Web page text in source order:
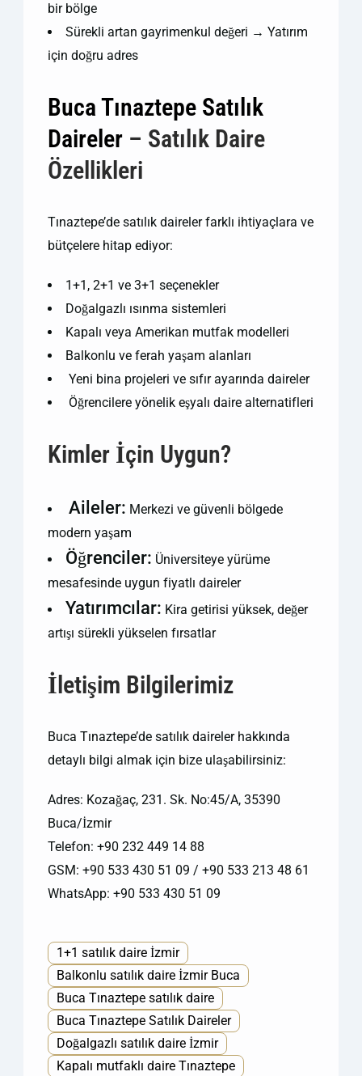
bir bölge
Sürekli artan gayrimenkul değeri → Yatırım
için doğru adres
Buca Tınaztepe Satılık
Daireler – Satılık Daire
Özellikleri
Tınaztepe’de satılık daireler farklı ihtiyaçlara ve
bütçelere hitap ediyor:
1+1, 2+1 ve 3+1 seçenekler
Doğalgazlı ısınma sistemleri
Kapalı veya Amerikan mutfak modelleri
Balkonlu ve ferah yaşam alanları
️ Yeni bina projeleri ve sıfır ayarında daireler
️ Öğrencilere yönelik eşyalı daire alternatifleri
Kimler İçin Uygun?
Aileler: Merkezi ve güvenli bölgede
modern yaşam
Öğrenciler: Üniversiteye yürüme
mesafesinde uygun fiyatlı daireler
Yatırımcılar: Kira getirisi yüksek, değer
artışı sürekli yükselen fırsatlar
İletişim Bilgilerimiz
Buca Tınaztepe’de satılık daireler hakkında
detaylı bilgi almak için bize ulaşabilirsiniz:
Adres: Kozağaç, 231. Sk. No:45/A, 35390
Buca/İzmir
Telefon: +90 232 449 14 88
GSM: +90 533 430 51 09 / +90 533 213 48 61
WhatsApp: +90 533 430 51 09
1+1 satılık daire İzmir
Balkonlu satılık daire İzmir Buca
Buca Tınaztepe satılık daire
Buca Tınaztepe Satılık Daireler
Doğalgazlı satılık daire İzmir
Kapalı mutfaklı daire Tınaztepe